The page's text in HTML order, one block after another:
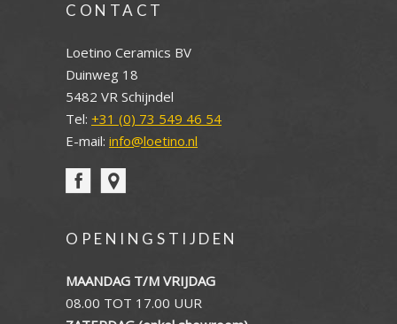
CONTACT
Loetino Ceramics BV
Duinweg 18
5482 VR Schijndel
Tel: +31 (0) 73 549 46 54
E-mail: info@loetino.nl
OPENINGSTIJDEN
MAANDAG T/M VRIJDAG
08.00 TOT 17.00 UUR